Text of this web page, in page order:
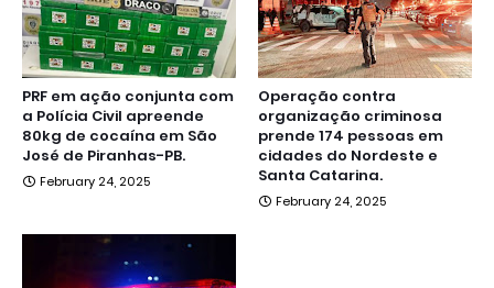
PRF em ação conjunta com
a Polícia Civil apreende
80kg de cocaína em São
José de Piranhas-PB.
February 24, 2025
Operação contra
organização criminosa
prende 174 pessoas em
cidades do Nordeste e
Santa Catarina.
February 24, 2025